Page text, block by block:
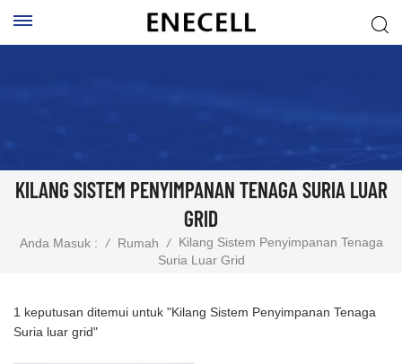
KILANG SISTEM PENYIMPANAN TENAGA SURIA LUAR
GRID
Anda Masuk : / Rumah /
Kilang Sistem Penyimpanan Tenaga
Suria Luar Grid
1 keputusan ditemui untuk "Kilang Sistem Penyimpanan Tenaga
Suria luar grid"